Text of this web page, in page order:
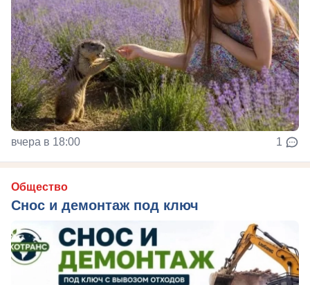
вчера в 18:00 1
Общество
Снос и демонтаж под ключ